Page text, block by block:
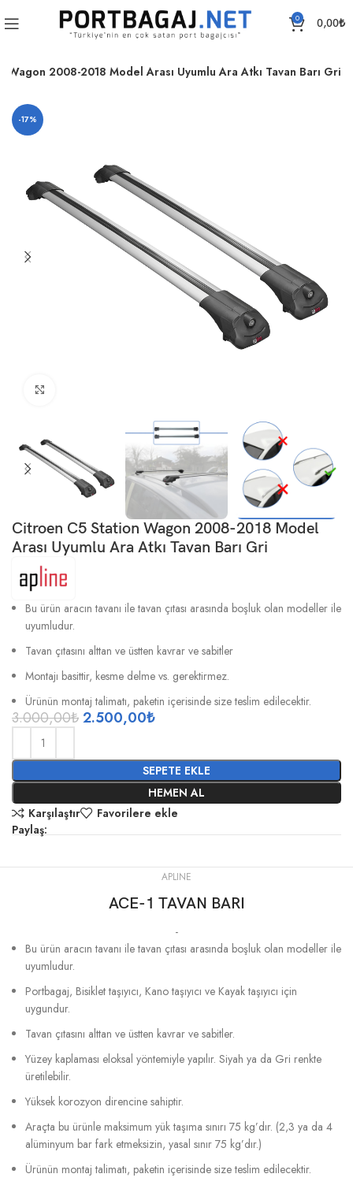
0 0,00₺
Wagon 2008-2018 Model Arası Uyumlu Ara Atkı Tavan Barı Gri
-17%
Citroen C5 Station Wagon 2008-2018 Model
Arası Uyumlu Ara Atkı Tavan Barı Gri
Bu ürün aracın tavanı ile tavan çıtası arasında boşluk olan modeller ile
uyumludur.
Tavan çıtasını alttan ve üstten kavrar ve sabitler
Montajı basittir, kesme delme vs. gerektirmez.
Ürünün montaj talimatı, paketin içerisinde size teslim edilecektir.
3.000,00₺2.500,00₺
SEPETE EKLE
HEMEN AL
Karşılaştır
Favorilere ekle
Paylaş:
APLINE
ACE-1 TAVAN BARI
-
Bu ürün aracın tavanı ile tavan çıtası arasında boşluk olan modeller ile
uyumludur.
Portbagaj, Bisiklet taşıyıcı, Kano taşıyıcı ve Kayak taşıyıcı için
uygundur.
Tavan çıtasını alttan ve üstten kavrar ve sabitler.
Yüzey kaplaması eloksal yöntemiyle yapılır. Siyah ya da Gri renkte
üretilebilir.
Yüksek korozyon direncine sahiptir.
Araçta bu ürünle maksimum yük taşıma sınırı 75 kg’dır. (2,3 ya da 4
alüminyum bar fark etmeksizin, yasal sınır 75 kg’dır.)
Ürünün montaj talimatı, paketin içerisinde size teslim edilecektir.